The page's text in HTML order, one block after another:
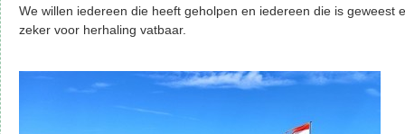
We willen iedereen die heeft geholpen en iedereen die is geweest
zeker voor herhaling vatbaar.